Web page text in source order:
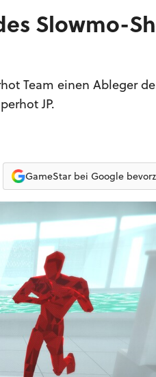
Slowmo-
Team einen Ableger
JP.
GameStar bei Google